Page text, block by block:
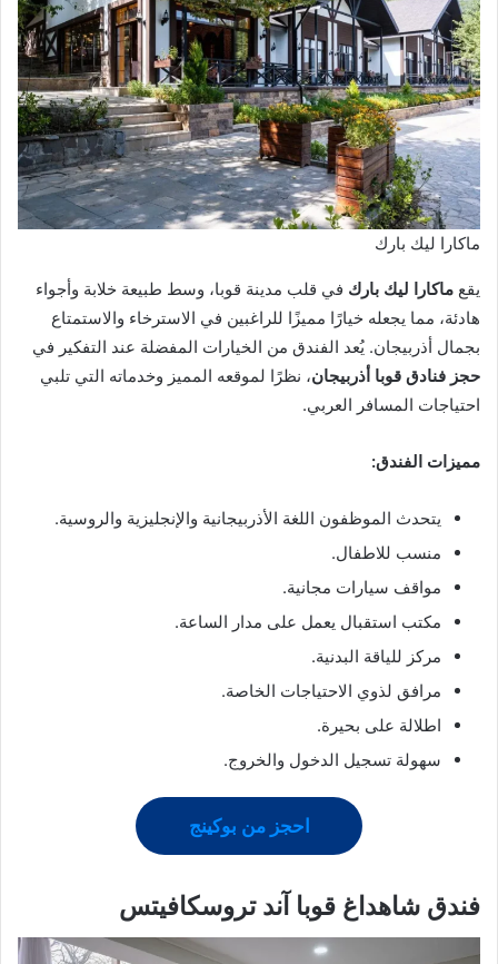
ماكارا ليك بارك
يقع ماكارا ليك بارك في قلب مدينة قوبا، وسط طبيعة خلابة وأجواء
هادئة، مما يجعله خيارًا مميزًا للراغبين في الاسترخاء والاستمتاع
بجمال أذربيجان. يُعد الفندق من الخيارات المفضلة عند التفكير في
حجز فنادق قوبا أذربيجان، نظرًا لموقعه المميز وخدماته التي تلبي
احتياجات المسافر العربي.
مميزات الفندق:
يتحدث الموظفون اللغة الأذربيجانية والإنجليزية والروسية.
منسب للاطفال.
مواقف سيارات مجانية.
مكتب استقبال يعمل على مدار الساعة.
مركز للياقة البدنية.
مرافق لذوي الاحتياجات الخاصة.
اطلالة على بحيرة.
سهولة تسجيل الدخول والخروج.
احجز من بوكينج
فندق شاهداغ قوبا آند تروسكافيتس